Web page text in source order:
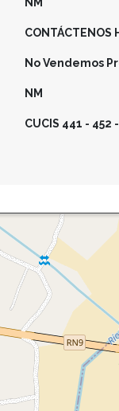
CONTÁCTENOS
No Vendemos
NM
CUCIS 441 - 452